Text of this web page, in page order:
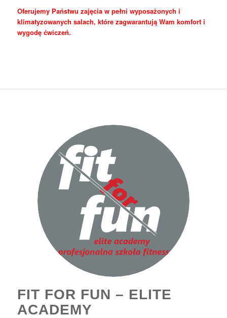
Oferujemy Państwu zajęcia w pełni wyposażonych i
klimatyzowanych salach, które zagwarantują Wam komfort i
wygodę ćwiczeń.
FIT FOR FUN – ELITE
ACADEMY